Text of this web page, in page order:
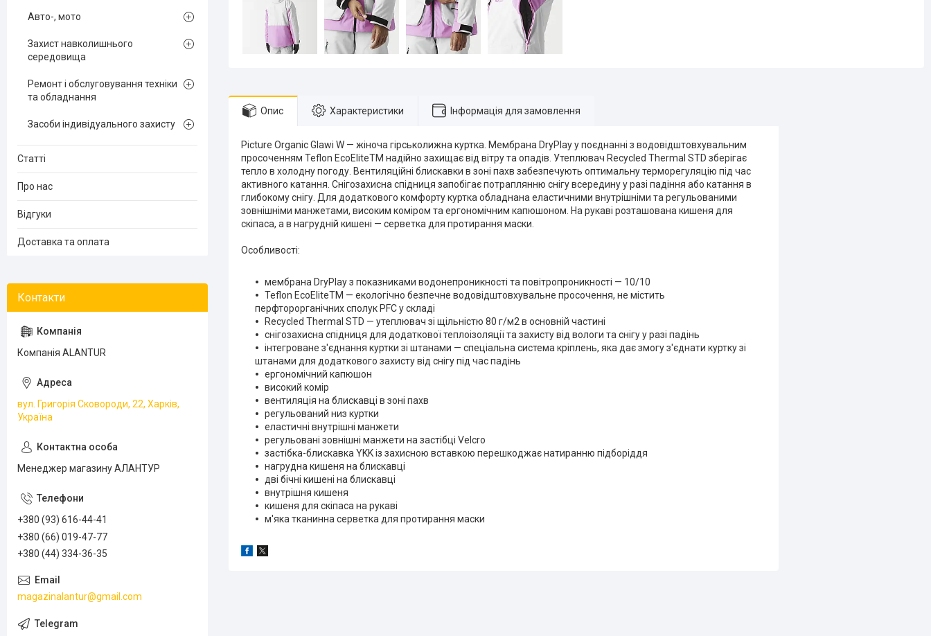
Опис Характеристики Інформація для замовлення
Picture Organic Glawi W — жіноча гірськолижна куртка. Мембрана DryPlay у поєднанні з водовідштовхувальним
просоченням Teflon EcoEliteTM надійно захищає від вітру та опадів. Утеплювач Recycled Thermal STD зберігає
тепло в холодну погоду. Вентиляційні блискавки в зоні пахв забезпечують оптимальну терморегуляцію під час
активного катання. Снігозахисна спідниця запобігає потраплянню снігу всередину у разі падіння або катання в
глибокому снігу. Для додаткового комфорту куртка обладнана еластичними внутрішніми та регульованими
зовнішніми манжетами, високим коміром та ергономічним капюшоном. На рукаві розташована кишеня для
скіпаса, а в нагрудній кишені — серветка для протирання маски.
Особливості:
мембрана DryPlay з показниками водонепроникності та повітропроникності — 10/10
Teflon EcoEliteTM — екологічно безпечне водовідштовхувальне просочення, не містить
перфторорганічних сполук PFC у складі
Recycled Thermal STD — утеплювач зі щільністю 80 г/м2 в основній частині
снігозахисна спідниця для додаткової теплоізоляції та захисту від вологи та снігу у разі падінь
інтегроване з'єднання куртки зі штанами — спеціальна система кріплень, яка дає змогу з'єднати куртку зі
штанами для додаткового захисту від снігу під час падінь
ергономічний капюшон
високий комір
вентиляція на блискавці в зоні пахв
регульований низ куртки
еластичні внутрішні манжети
регульовані зовнішні манжети на застібці Velcro
застібка-блискавка YKK із захисною вставкою перешкоджає натиранню підборіддя
нагрудна кишеня на блискавці
дві бічні кишені на блискавці
внутрішня кишеня
кишеня для скіпаса на рукаві
м'яка тканинна серветка для протирання маски
Авто-, мото
Захист навколишнього
середовища
Ремонт і обслуговування техніки
та обладнання
Засоби індивідуального захисту
Статті
Про нас
Відгуки
Доставка та оплата
Компанія ALANTUR
вул. Григорія Сковороди, 22, Харків,
Україна
Менеджер магазину АЛАНТУР
+380 (93) 616-44-41
+380 (66) 019-47-77
+380 (44) 334-36-35
magazinalantur@gmail.com